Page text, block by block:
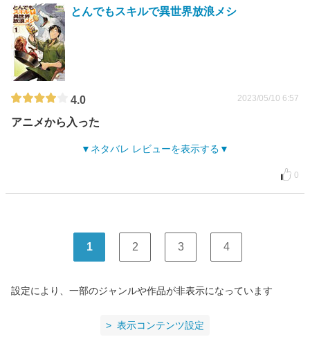
とんでもスキルで異世界放浪メシ
4.0 2023/05/10 6:57
アニメから入った
ネタバレ レビューを表示する
0
1 2 3 4
設定により、一部のジャンルや作品が非表示になっています
表示コンテンツ設定